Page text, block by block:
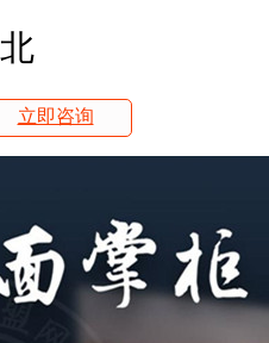
立即咨询